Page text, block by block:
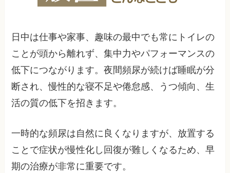
日中は仕事や家事、趣味の最中でも常にトイレの
ことが頭から離れず、集中力やパフォーマンスの
低下につながります。夜間頻尿が続けば睡眠が分
断され、慢性的な寝不足や倦怠感、うつ傾向、生
活の質の低下を招きます。
一時的な頻尿は自然に良くなりますが、放置する
ことで症状が慢性化し回復が難しくなるため、早
期の治療が非常に重要です。